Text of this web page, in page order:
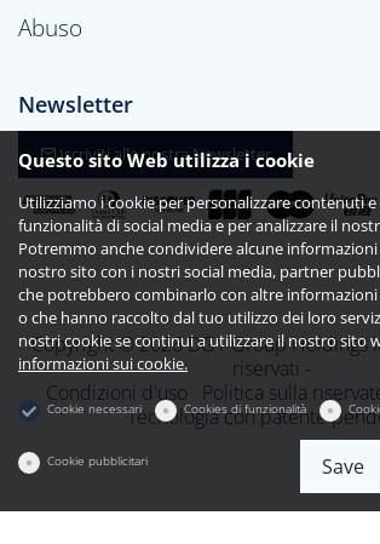
Abuso
Newsletter
Iscriviti alla nostra Newsletter
Copyright © 2026 DG1 Group Holdings
riservati -
Condizioni d'uso
Politica sulla
Tecnologia con patente
Questo sito Web utilizza i cookie
Utilizziamo i cookie per personalizzare contenuti
funzionalità di social media e per analizzare il
Potremmo anche condividere alcune
nostro sito con i nostri social media, partner
che potrebbero combinarlo con altre
o che hanno raccolto dal tuo utilizzo dei loro
nostri cookie se continui a utilizzare il nostro sito
informazioni sui cookie.
Cookie necessari Cookies di funzionalità
Cookie pubblicitari Save